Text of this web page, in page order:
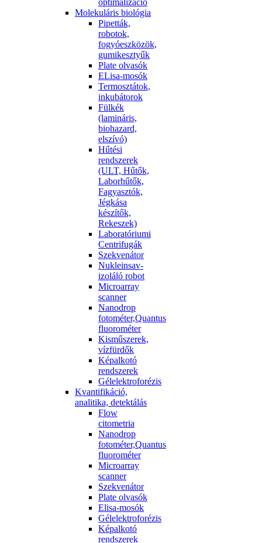
Molekuláris biológia
Pipetták,
robotok,
fogyóeszközök,
gumikesztyűk
Plate olvasók
ELisa-mosók
Termosztátok,
inkubátorok
Fülkék
(lamináris,
biohazard,
elszívó)
Hűtési
rendszerek
(ULT, Hűtők,
Laborhűtők,
Fagyasztók,
Jégkása
készítők,
Rekeszek)
Laboratóriumi
Centrifugák
Szekvenátor
Nukleinsav-
izoláló robot
Microarray
scanner
Nanodrop
fotométer,Quantus
fluorométer
Kisműszerek,
vízfürdők
Képalkotó
rendszerek
Gélelektroforézis
Kvantifikáció,
analitika, detektálás
Flow
citometria
Nanodrop
fotométer,Quantus
fluorométer
Microarray
scanner
Szekvenátor
Plate olvasók
Elisa-mosók
Gélelektroforézis
Képalkotó
rendszerek